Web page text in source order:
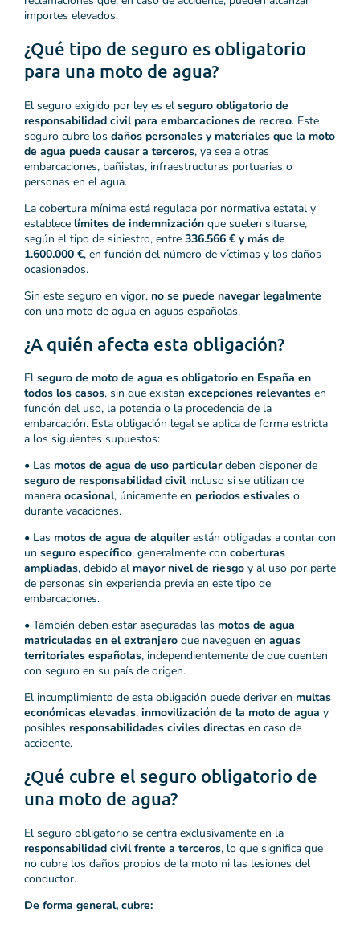
importes elevados.
¿Qué tipo de seguro es obligatorio
para una moto de agua?
El seguro exigido por ley es el seguro obligatorio de
responsabilidad civil para embarcaciones de recreo. Este
seguro cubre los daños personales y materiales que la moto
de agua pueda causar a terceros, ya sea a otras
embarcaciones, bañistas, infraestructuras portuarias o
personas en el agua.
La cobertura mínima está regulada por normativa estatal y
establece límites de indemnización que suelen situarse,
según el tipo de siniestro, entre 336.566 € y más de
1.600.000 €, en función del número de víctimas y los daños
ocasionados.
Sin este seguro en vigor, no se puede navegar legalmente
con una moto de agua en aguas españolas.
¿A quién afecta esta obligación?
El seguro de moto de agua es obligatorio en España en
todos los casos, sin que existan excepciones relevantes en
función del uso, la potencia o la procedencia de la
embarcación. Esta obligación legal se aplica de forma estricta
a los siguientes supuestos:
• Las motos de agua de uso particulardeben disponer de
seguro de responsabilidad civilincluso si se utilizan de
manera ocasional, únicamente en periodos estivales o
durante vacaciones.
• Las motos de agua de alquilerestán obligadas a contar con
un seguro específico, generalmente con coberturas
ampliadas, debido al mayor nivel de riesgo y al uso por parte
de personas sin experiencia previa en este tipo de
embarcaciones.
• También deben estar aseguradas las motos de agua
matriculadas en el extranjero que naveguen en aguas
territoriales españolas, independientemente de que cuenten
con seguro en su país de origen.
El incumplimiento de esta obligación puede derivar en multas
económicas elevadas, inmovilización de la moto de agua y
posibles responsabilidades civiles directas en caso de
accidente.
¿Qué cubre el seguro obligatorio de
una moto de agua?
El seguro obligatorio se centra exclusivamente en la
responsabilidad civil frente a terceros, lo que significa que
no cubre los daños propios de la moto ni las lesiones del
conductor.
De forma general, cubre: